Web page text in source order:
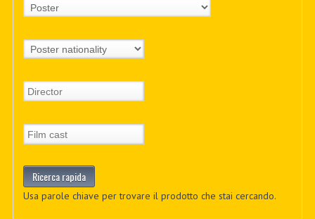
Usa parole chiave per trovare il prodotto che stai cercando.